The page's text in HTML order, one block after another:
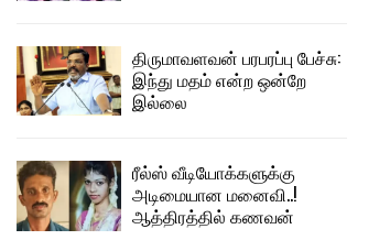
திருமாவளவன் பரபரப்பு பேச்சு:
இந்து மதம் என்ற ஒன்றே
இல்லை
ரீல்ஸ் வீடியோக்களுக்கு
அடிமையான மனைவி..!
ஆத்திரத்தில் கணவன்